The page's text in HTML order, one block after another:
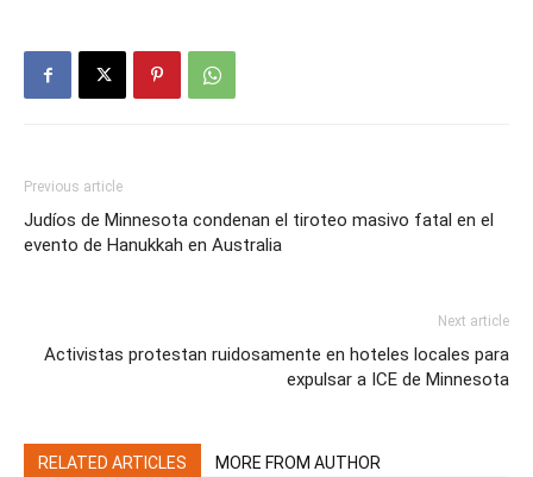
Previous article
Judíos de Minnesota condenan el tiroteo masivo fatal en el
evento de Hanukkah en Australia
Next article
Activistas protestan ruidosamente en hoteles locales para
expulsar a ICE de Minnesota
RELATED ARTICLES MORE FROM AUTHOR